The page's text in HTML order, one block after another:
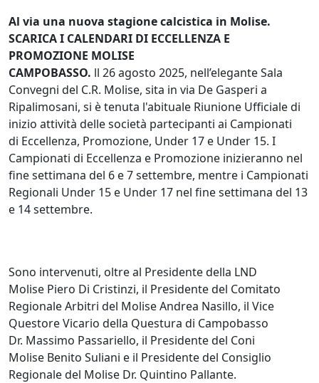
Al via una nuova stagione calcistica in Molise.
SCARICA I CALENDARI DI ECCELLENZA E
PROMOZIONE MOLISE
CAMPOBASSO. ll 26 agosto 2025, nell’elegante Sala
Convegni del C.R. Molise, sita in via De Gasperi a
Ripalimosani, si è tenuta l'abituale Riunione Ufficiale di
inizio attività delle società partecipanti ai Campionati
di Eccellenza, Promozione, Under 17 e Under 15. I
Campionati di Eccellenza e Promozione inizieranno nel
fine settimana del 6 e 7 settembre, mentre i Campionati
Regionali Under 15 e Under 17 nel fine settimana del 13
e 14 settembre.
Sono intervenuti, oltre al Presidente della LND
Molise Piero Di Cristinzi, il Presidente del Comitato
Regionale Arbitri del Molise Andrea Nasillo, il Vice
Questore Vicario della Questura di Campobasso
Dr. Massimo Passariello, il Presidente del Coni
Molise Benito Suliani e il Presidente del Consiglio
Regionale del Molise Dr. Quintino Pallante.